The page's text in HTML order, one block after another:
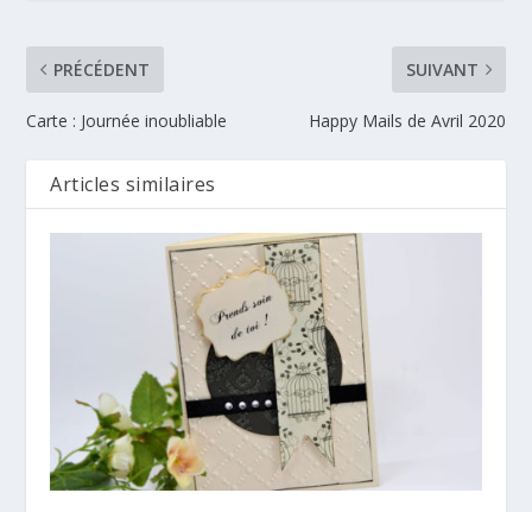
PRÉCÉDENT
Carte : Journée inoubliable
SUIVANT
Happy Mails de Avril 2020
Articles similaires